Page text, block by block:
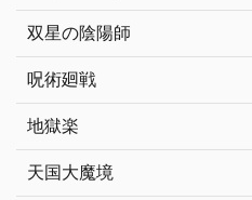
双星の陰陽師
呪術廻戦
地獄楽
天国大魔境